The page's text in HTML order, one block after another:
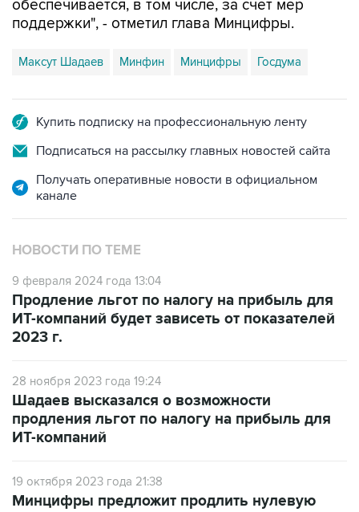
Максут Шадаев Минфин Минцифры Госдума
Подписаться на рассылку главных новостей сайта
Получать оперативные новости в официальном
НОВОСТИ ПО ТЕМЕ
9 февраля 2024 года 13:04
ИТ-компаний будет зависеть от показателей
2023 г.
продления льгот по налогу на прибыль для
ИТ-компаний
ставку налога на прибыль для IT-компаний